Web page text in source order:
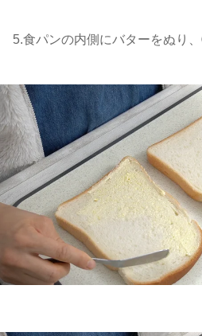
5.食パンの内側にバターをぬり